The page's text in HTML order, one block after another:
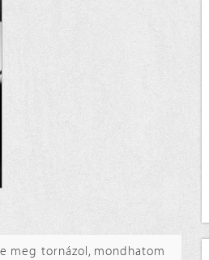
meg tornázol, mondhatom